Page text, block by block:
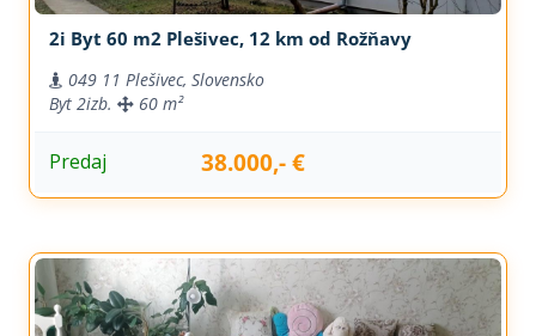
2i Byt 60 m2 Plešivec, 12 km od Rožňavy
049 11 Plešivec, Slovensko
Byt 2izb. 60 m²
Predaj 38.000,- €